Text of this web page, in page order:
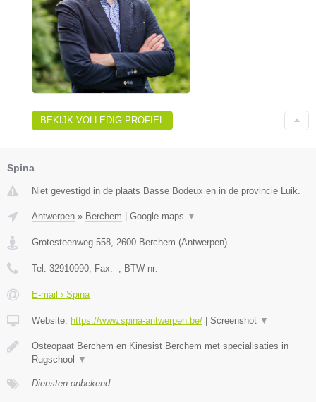
BEKIJK VOLLEDIG PROFIEL
Spina
Niet gevestigd in de plaats Basse Bodeux en in de provincie Luik.
Antwerpen » Berchem Google maps ▼
Grotesteenweg 558 2600 Berchem (Antwerpen)
Tel: 32910990 , Fax: - , BTW-nr: -
E-mail › Spina
Website: https://www.spina-antwerpen.be/ Screenshot ▼
Osteopaat Berchem en Kinesist Berchem met specialisaties in
Rugschool
▼
Diensten onbekend